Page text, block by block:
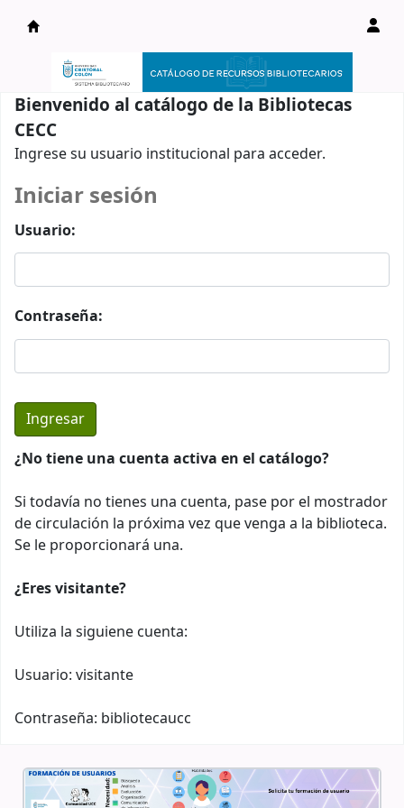
Catálogo en línea
Bienvenido al catálogo de la Bibliotecas
CECC
Ingrese su usuario institucional para acceder.
Iniciar sesión
Usuario:
Contraseña:
¿No tiene una cuenta activa en el catálogo?
Si todavía no tienes una cuenta, pase por el mostrador
de circulación la próxima vez que venga a la biblioteca.
Se le proporcionará una.
¿Eres visitante?
Utiliza la siguiene cuenta:
Usuario: visitante
Contraseña: bibliotecaucc